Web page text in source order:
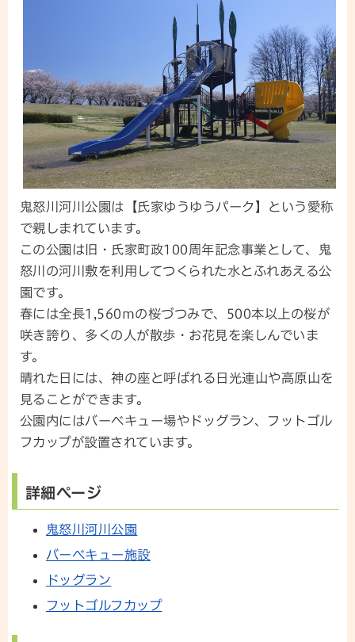
鬼怒川河川公園は【氏家ゆうゆうパーク】という愛称
で親しまれています。
この公園は旧・氏家町政100周年記念事業として、鬼
怒川の河川敷を利用してつくられた水とふれあえる公
園です。
春には全長1,560mの桜づつみで、500本以上の桜が
咲き誇り、多くの人が散歩・お花見を楽しんでいま
す。
晴れた日には、神の座と呼ばれる日光連山や高原山を
見ることができます。
公園内にはバーベキュー場やドッグラン、フットゴル
フカップが設置されています。
詳細ページ
鬼怒川河川公園
バーベキュー施設
ドッグラン
フットゴルフカップ